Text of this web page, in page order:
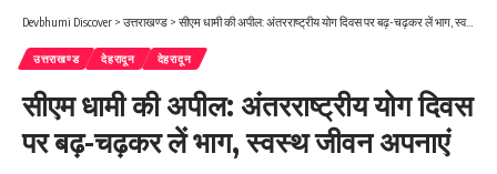
Devbhumi Discover > उत्तराखण्ड > सीएम धामी की अपील: अंतरराष्ट्रीय योग दिवस पर बढ़-चढ़कर लें भाग, स्वस्थ जीवन अपनाएं
उत्तराखण्ड देहरादून देहरादून
सीएम धामी की अपील: अंतरराष्ट्रीय योग दिवस
पर बढ़-चढ़कर लें भाग, स्वस्थ जीवन अपनाएं